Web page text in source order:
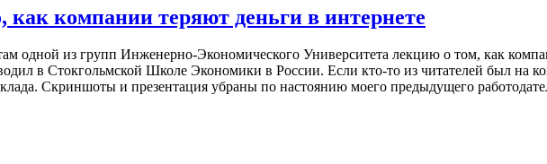
компании теряют деньги в интернете
одной из групп Инженерно-Экономического Университета лекцию о том, как
в Стокгольмской Школе Экономики в России. Если кто-то из читателей был на
Скриншоты и презентация убраны по настоянию моего предыдущего